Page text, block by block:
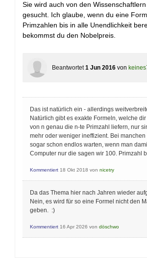
Sie wird auch von den
gesucht. Ich glaube, wenn du eine
Primzahlen bis in alle Unendlichkeit
bekommst du den Nobelpreis.
Beantwortet 1 Jun 2016 von
Das ist natürlich ein - allerdings
Natürlich gibt es exakte Formeln, welche
von n genau die n-te Primzahl liefern, nur
mehr oder weniger ineffizient. Bei manchen
sogar schon endlos warten, wenn man
Computer nur die sagen wir 100. Primzahl
Kommentiert 18 Okt 2018 von nicetry
Da das Thema hier nach Jahren wieder
Nein, es wird für so eine Formel nicht den
geben. :)
Kommentiert 16 Apr 2026 von döschwo